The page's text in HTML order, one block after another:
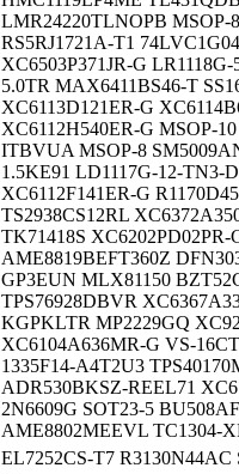
LMR24220TLNOPB MSOP-
RS5RJ1721A-T1
XC6503P371JR-G
5.0TR MAX6411BS46-T
XC6113D121ER-G
XC6112H540ER-G MSOP-
ITBVUA MSOP-8
1.5KE91 LD1117G-12-TN3-
XC6112F141ER-G
TS2938CS12RL
TK71418S
AME8819BEFT360Z
GP3EUN MLX81150
TPS76928DBVR
KGPKLTR MP2229GQ
XC6104A636MR-G VS-
1335F14-A4T2U3
ADR530BKSZ-REEL71
2N6609G SOT23-5
AME8802MEEVL TC1304-
EL7252CS-T7